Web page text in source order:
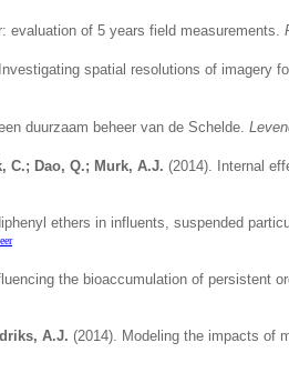
evaluation of 5 years field measurements.
spatial resolutions of imagery
duurzaam beheer van de Schelde.
C.; Dao, Q.; Murk, A.J. (2014).
Internal
ethers in influents, suspended
the bioaccumulation of persistent
A.J. (2014). Modeling the impacts of